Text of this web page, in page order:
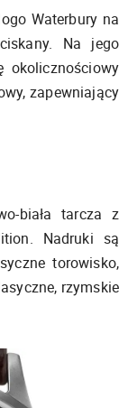
Waterbury na
Na jego
okolicznościowy
zapewniający
biała tarcza z
Nadruki są
torowisko,
rzymskie